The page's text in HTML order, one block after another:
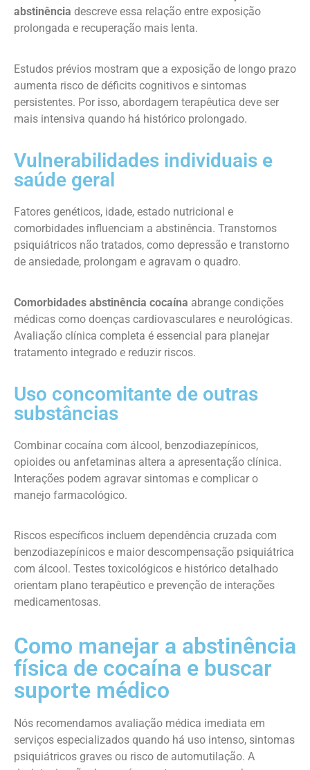
abstinência descreve essa relação entre exposição
prolongada e recuperação mais lenta.
Estudos prévios mostram que a exposição de longo prazo
aumenta risco de déficits cognitivos e sintomas
persistentes. Por isso, abordagem terapêutica deve ser
mais intensiva quando há histórico prolongado.
Vulnerabilidades individuais e
saúde geral
Fatores genéticos, idade, estado nutricional e
comorbidades influenciam a abstinência. Transtornos
psiquiátricos não tratados, como depressão e transtorno
de ansiedade, prolongam e agravam o quadro.
Comorbidades abstinência cocaína abrange condições
médicas como doenças cardiovasculares e neurológicas.
Avaliação clínica completa é essencial para planejar
tratamento integrado e reduzir riscos.
Uso concomitante de outras
substâncias
Combinar cocaína com álcool, benzodiazepínicos,
opioides ou anfetaminas altera a apresentação clínica.
Interações podem agravar sintomas e complicar o
manejo farmacológico.
Riscos específicos incluem dependência cruzada com
benzodiazepínicos e maior descompensação psiquiátrica
com álcool. Testes toxicológicos e histórico detalhado
orientam plano terapêutico e prevenção de interações
medicamentosas.
Como manejar a abstinência
física de cocaína e buscar
suporte médico
Nós recomendamos avaliação médica imediata em
serviços especializados quando há uso intenso, sintomas
psiquiátricos graves ou risco de automutilação. A